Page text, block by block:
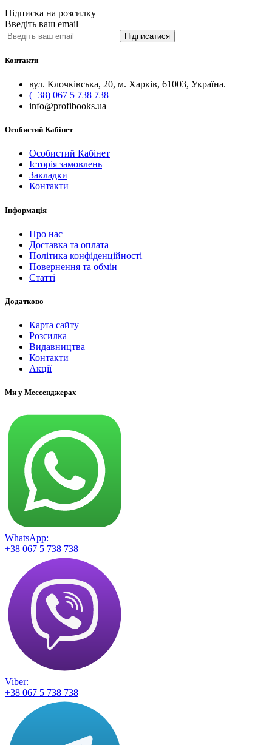
Підписка на розсилку
Введіть ваш email
Підписатися
Контакти
вул. Клочківська, 20, м. Харків, 61003, Україна.
(+38) 067 5 738 738
info@profibooks.ua
Особистий Кабінет
Особистий Кабінет
Історія замовлень
Закладки
Контакти
Інформація
Про нас
Доставка та оплата
Політика конфіденційності
Повернення та обмін
Статті
Додатково
Карта сайту
Розсилка
Видавництва
Контакти
Акції
Ми у Мессенджерах
WhatsApp:
+38 067 5 738 738
Viber:
+38 067 5 738 738